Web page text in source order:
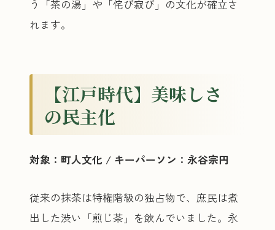
う「茶の湯」や「侘び寂び」の文化が確立さ
れます。
【江戸時代】美味しさ
の民主化
対象：町人文化 / キーパーソン：永谷宗円
従来の抹茶は特権階級の独占物で、庶民は煮
出した渋い「煎じ茶」を飲んでいました。永